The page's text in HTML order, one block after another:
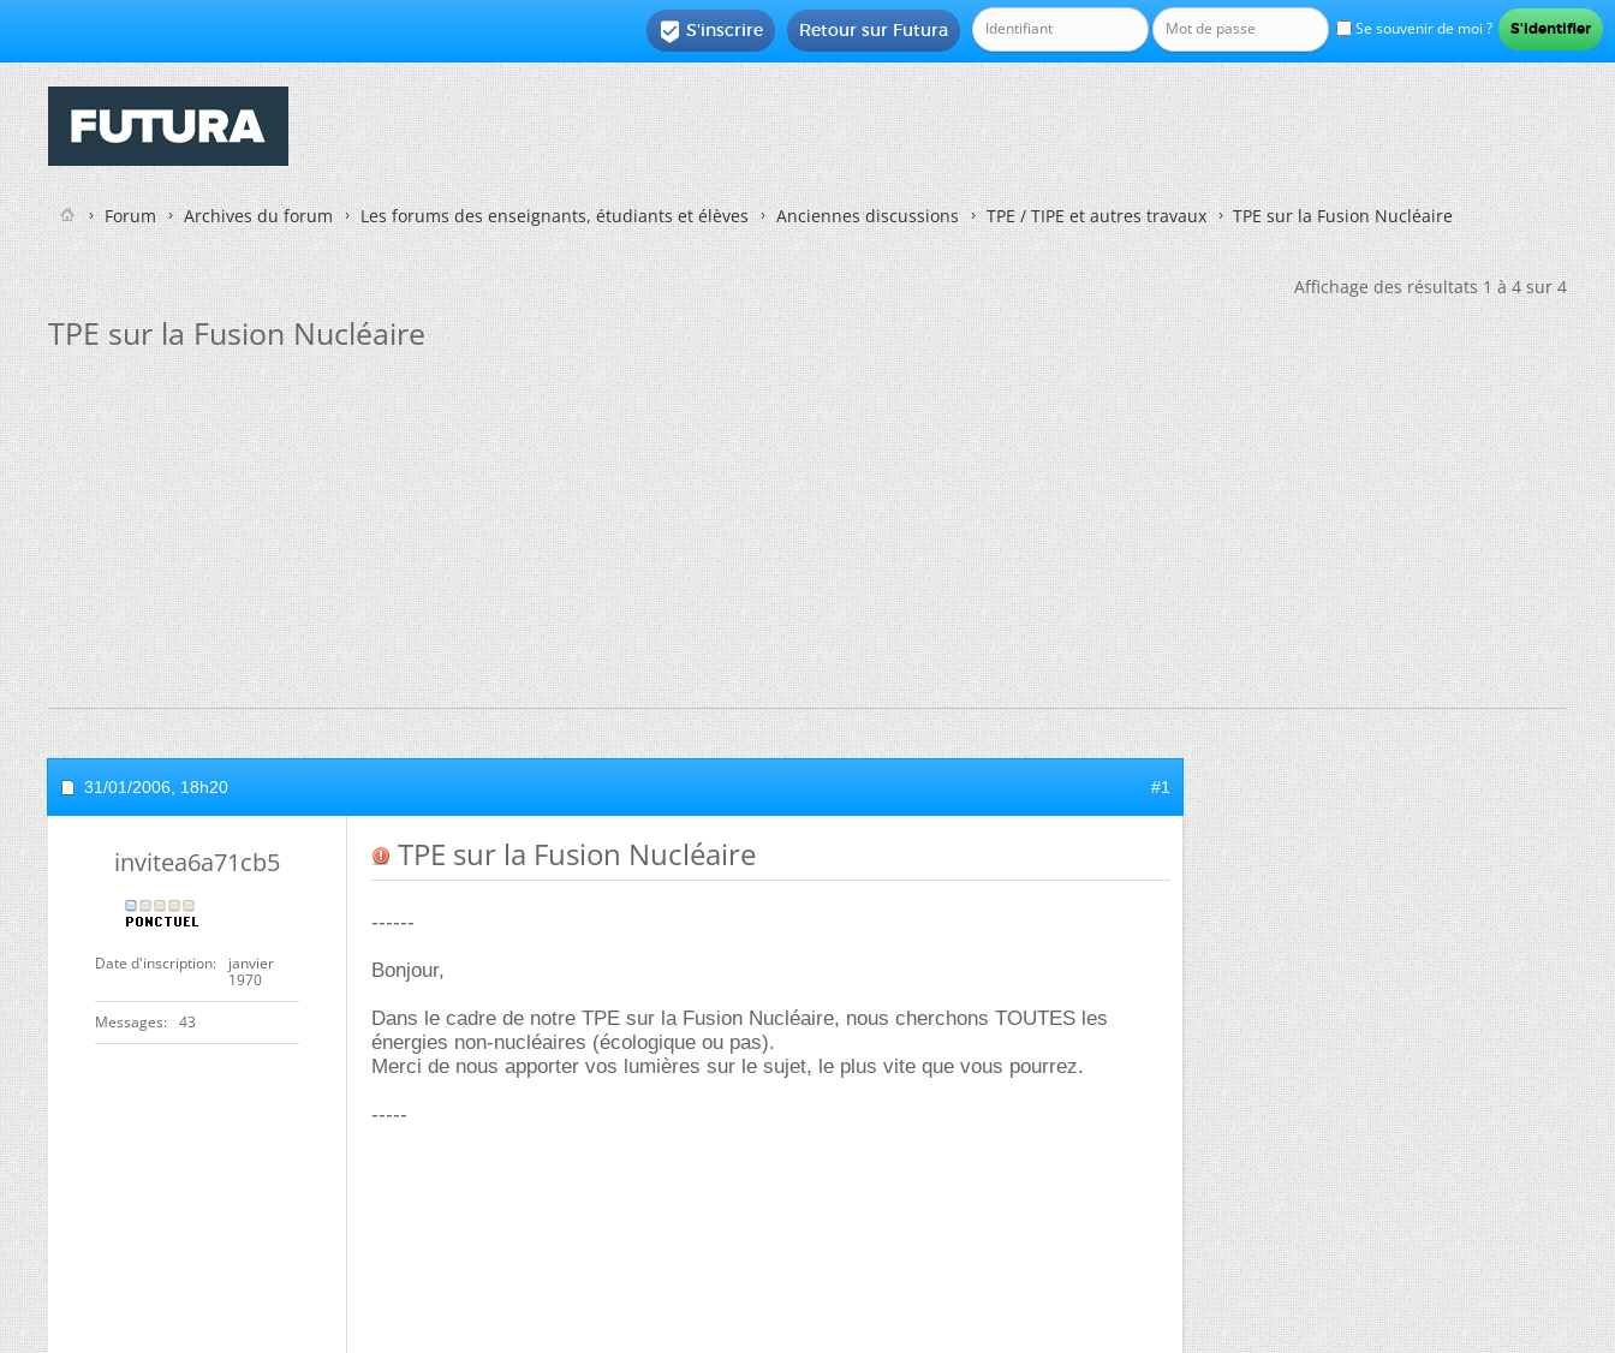
Se souvenir de moi ?
Retour sur Futura
 S'inscrire
Forum Archives du forum Les forums des enseignants, étudiants et élèves Anciennes discussions TPE / TIPE et autres travaux TPE sur la Fusion Nucléaire
Affichage des résultats 1 à 4 sur 4
TPE sur la Fusion Nucléaire
31/01/2006, 18h20 #1
invitea6a71cb5
Date d'inscription
janvier
1970
Messages 43
TPE sur la Fusion Nucléaire
------
Bonjour,
Dans le cadre de notre TPE sur la Fusion Nucléaire, nous cherchons TOUTES les
énergies non-nucléaires (écologique ou pas).
Merci de nous apporter vos lumières sur le sujet, le plus vite que vous pourrez.
-----